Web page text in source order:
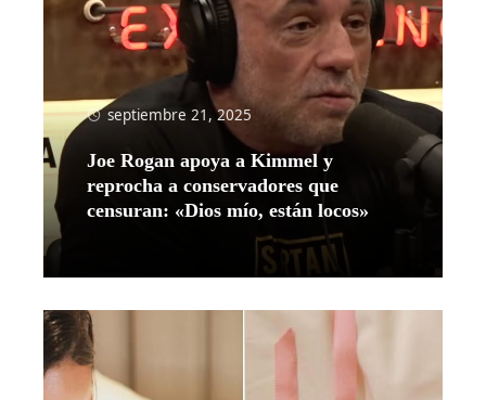
septiembre 21, 2025
Joe Rogan apoya a Kimmel y
reprocha a conservadores que
censuran: «Dios mío, están locos»